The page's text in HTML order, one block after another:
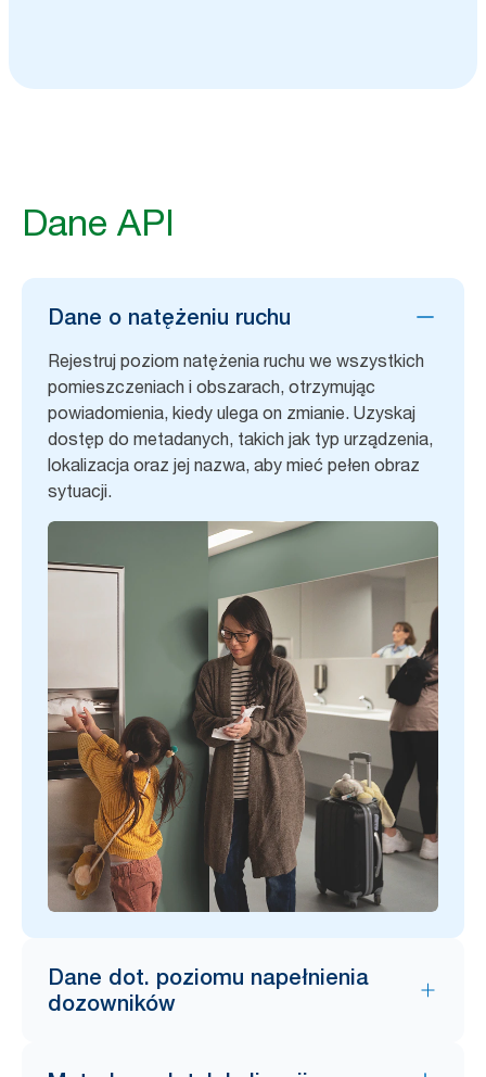
Dane API
Dane o natężeniu ruchu
Rejestruj poziom natężenia ruchu we wszystkich
pomieszczeniach i obszarach, otrzymując
powiadomienia, kiedy ulega on zmianie. Uzyskaj
dostęp do metadanych, takich jak typ urządzenia,
lokalizacja oraz jej nazwa, aby mieć pełen obraz
sytuacji.
Dane dot. poziomu napełnienia
dozowników